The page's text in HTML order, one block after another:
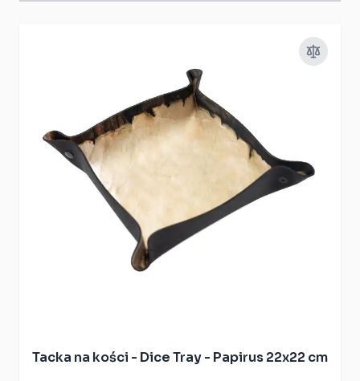
Tacka na kości - Dice Tray - Papirus 22x22 cm